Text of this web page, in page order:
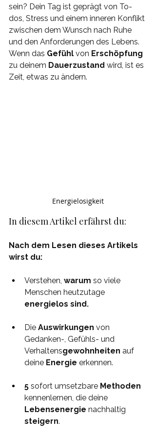
sein? Dein Tag ist geprägt von To-
dos, Stress und einem inneren Konflikt
zwischen dem Wunsch nach Ruhe
und den Anforderungen des Lebens.
Wenn das Gefühl von Erschöpfung
zu deinem Dauerzustand wird, ist es
Zeit, etwas zu ändern.
Energielosigkeit
In diesem Artikel erfährst du:
Nach dem Lesen dieses Artikels
wirst du:
Verstehen, warum so viele
Menschen heutzutage
energielos sind.
Die Auswirkungen von
Gedanken-, Gefühls- und
Verhaltensgewohnheiten auf
deine Energie erkennen.
5 sofort umsetzbare Methoden
kennenlernen, die deine
Lebensenergie nachhaltig
steigern.